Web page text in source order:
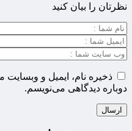
نظرتان را بیان کنید
ذخیره نام، ایمیل و
دوباره دیدگاهی می‌نویسم.